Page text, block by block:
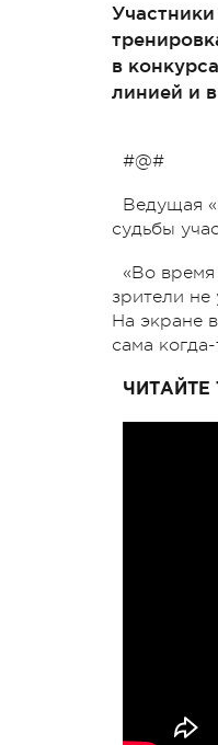
в
линией и
#@#
Ведущая
судьбы
«Во
зрители не
На экране
сама
ЧИТАЙТЕ